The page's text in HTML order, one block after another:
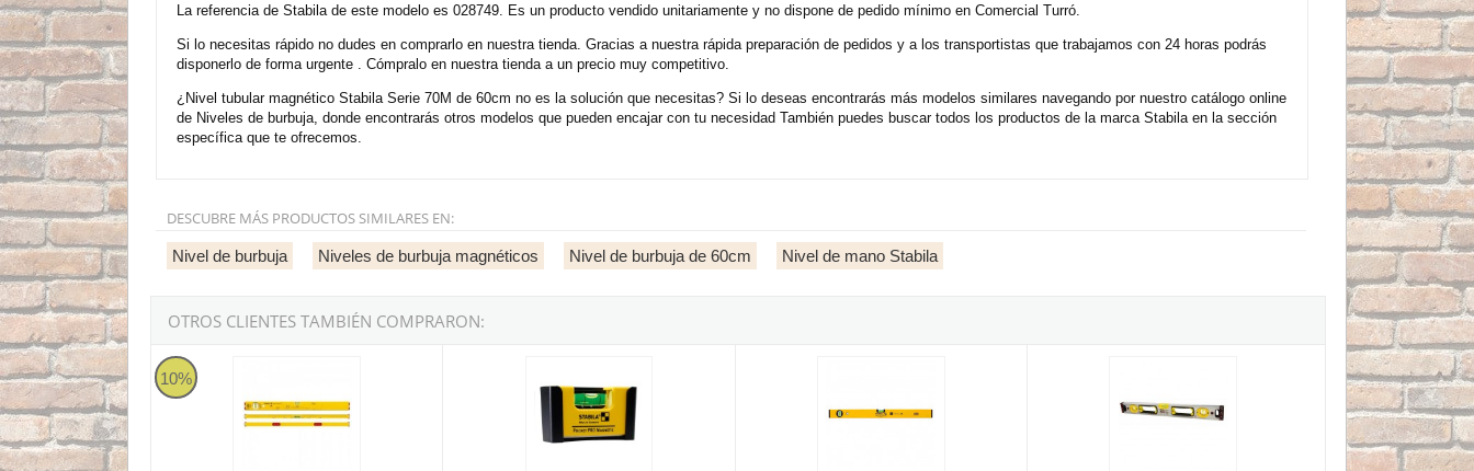
La referencia de Stabila de este modelo es 028749. Es un producto vendido unitariamente y no dispone de pedido mínimo en Comercial Turró.
Si lo necesitas rápido no dudes en comprarlo en nuestra tienda. Gracias a nuestra rápida preparación de pedidos y a los transportistas que trabajamos con 24 horas podrás
disponerlo de forma urgente . Cómpralo en nuestra tienda a un precio muy competitivo.
¿Nivel tubular magnético Stabila Serie 70M de 60cm no es la solución que necesitas? Si lo deseas encontrarás más modelos similares navegando por nuestro catálogo online
de Niveles de burbuja, donde encontrarás otros modelos que pueden encajar con tu necesidad También puedes buscar todos los productos de la marca Stabila en la sección
específica que te ofrecemos.
DESCUBRE MÁS PRODUCTOS SIMILARES EN:
Nivel de burbuja Niveles de burbuja magnéticos Nivel de burbuja de 60cm Nivel de mano Stabila
OTROS CLIENTES TAMBIÉN COMPRARON:
10%
Nivel tubular para fontaneros Stabila Serie 80M - 60cm Nivel tubular FatMax II Magnético Stanley de 60cm